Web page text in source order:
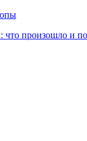
произошло и